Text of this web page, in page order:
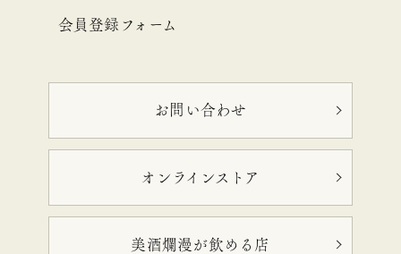
会員登録フォーム
お問い合わせ
オンラインストア
美酒爛漫が飲める店